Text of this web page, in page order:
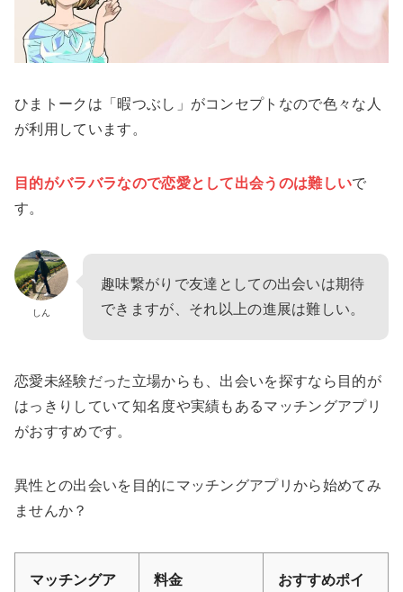
ひまトークは「暇つぶし」がコンセプトなので色々な人
が利用しています。
目的がバラバラなので恋愛として出会うのは難しいで
す。
しん
趣味繋がりで友達としての出会いは期待
できますが、それ以上の進展は難しい。
恋愛未経験だった立場からも、出会いを探すなら目的が
はっきりしていて知名度や実績もあるマッチングアプリ
がおすすめです。
異性との出会いを目的にマッチングアプリから始めてみ
ませんか？
マッチングア
料金
おすすめポイ